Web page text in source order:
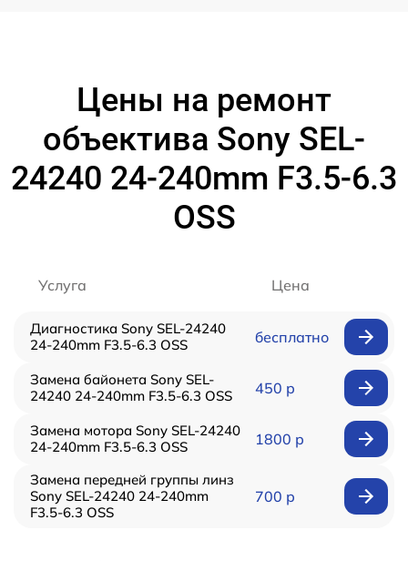
Цены на ремонт
объектива Sony SEL-
24240 24-240mm F3.5-6.3
OSS
Услуга Цена
Диагностика Sony SEL-24240
24-240mm F3.5-6.3 OSS
бесплатно
Замена байонета Sony SEL-
24240 24-240mm F3.5-6.3 OSS
450 р
Замена мотора Sony SEL-24240
24-240mm F3.5-6.3 OSS
1800 р
Замена передней группы линз
Sony SEL-24240 24-240mm
F3.5-6.3 OSS
700 р